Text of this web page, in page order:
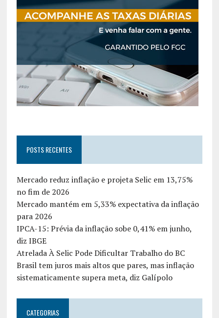
POSTS RECENTES
Mercado reduz inflação e projeta Selic em 13,75%
no fim de 2026
Mercado mantém em 5,33% expectativa da inflação
para 2026
IPCA-15: Prévia da inflação sobe 0,41% em junho,
diz IBGE
Atrelada À Selic Pode Dificultar Trabalho do BC
Brasil tem juros mais altos que pares, mas inflação
sistematicamente supera meta, diz Galípolo
CATEGORIAS